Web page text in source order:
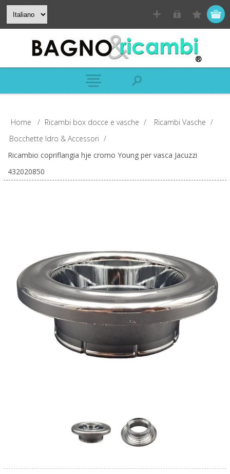
Home / Ricambi box docce e vasche / Ricambi Vasche /
Bocchette Idro & Accessori /
Ricambio copriflangia hje cromo Young per vasca Jacuzzi
432020850